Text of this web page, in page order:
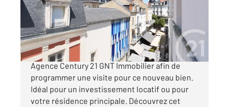
Appartement F2 à vendre
95 000 €
Prenez vite votre téléphone et contactez votre
Agence Century 21 GNT Immobilier afin de
programmer une visite pour ce nouveau bien.
Idéal pour un investissement locatif ou pour
votre résidence principale. Découvrez cet